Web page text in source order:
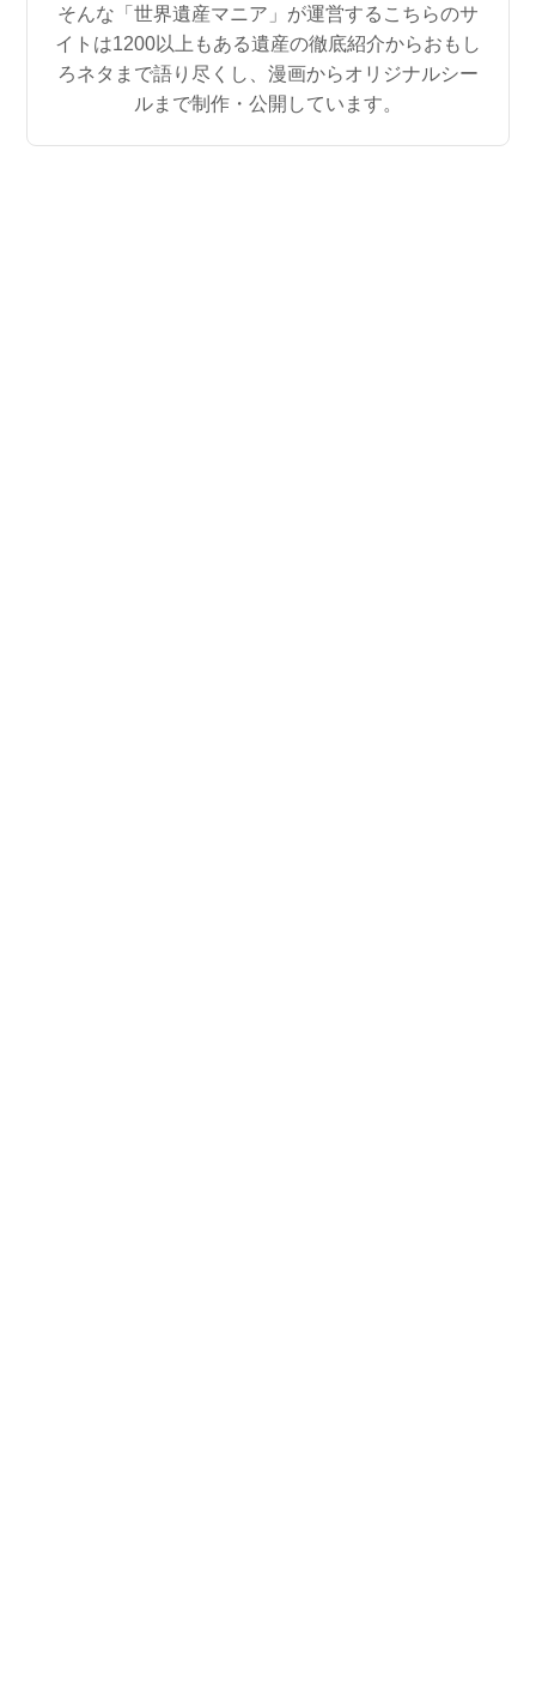
そんな「世界遺産マニア」が運営するこちらのサ
イトは1200以上もある遺産の徹底紹介からおもし
ろネタまで語り尽くし、漫画からオリジナルシー
ルまで制作・公開しています。